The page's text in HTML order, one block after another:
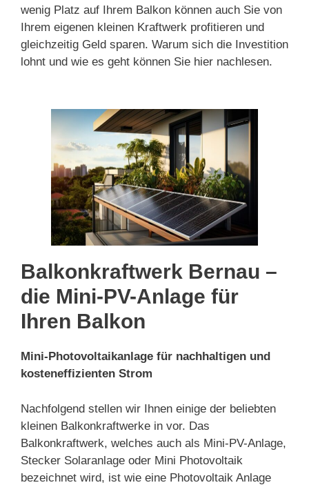
wenig Platz auf Ihrem Balkon können auch Sie von
Ihrem eigenen kleinen Kraftwerk profitieren und
gleichzeitig Geld sparen. Warum sich die Investition
lohnt und wie es geht können Sie hier nachlesen.
Balkonkraftwerk Bernau –
die Mini-PV-Anlage für
Ihren Balkon
Mini-Photovoltaikanlage für nachhaltigen und
kosteneffizienten Strom
Nachfolgend stellen wir Ihnen einige der beliebten
kleinen Balkonkraftwerke in vor. Das
Balkonkraftwerk, welches auch als Mini-PV-Anlage,
Stecker Solaranlage oder Mini Photovoltaik
bezeichnet wird, ist wie eine Photovoltaik Anlage